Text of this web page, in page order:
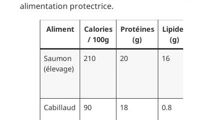
alimentation protectrice.
Aliment
Calories
/ 100g
Protéines
(g)
Lipides
(g)
Saumon
(élevage)
210 20 16
Cabillaud
90 18 0.8